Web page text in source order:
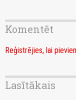
Komentēt
Reģistrējies, lai
Lasītākais